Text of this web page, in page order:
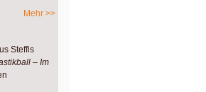
Mehr >>
Steffis
– Im